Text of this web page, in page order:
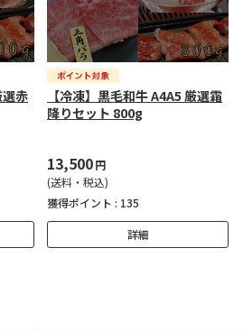
選赤
【冷凍】黒毛和牛 A4A5 厳選霜
降りセット 800g
13,500円
(送料・税込)
獲得ポイント : 135
詳細